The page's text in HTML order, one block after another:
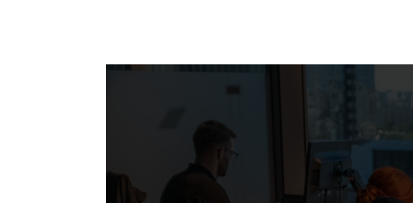
გამოტოვე [Cocoon] Parallax